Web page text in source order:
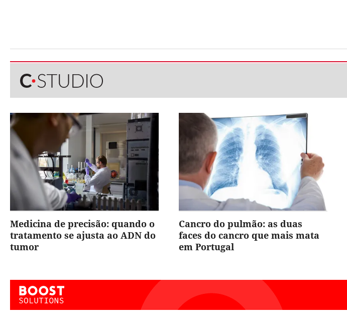
Medicina de precisão: quando o
tratamento se ajusta ao ADN do
tumor
Cancro do pulmão: as duas
faces do cancro que mais mata
em Portugal